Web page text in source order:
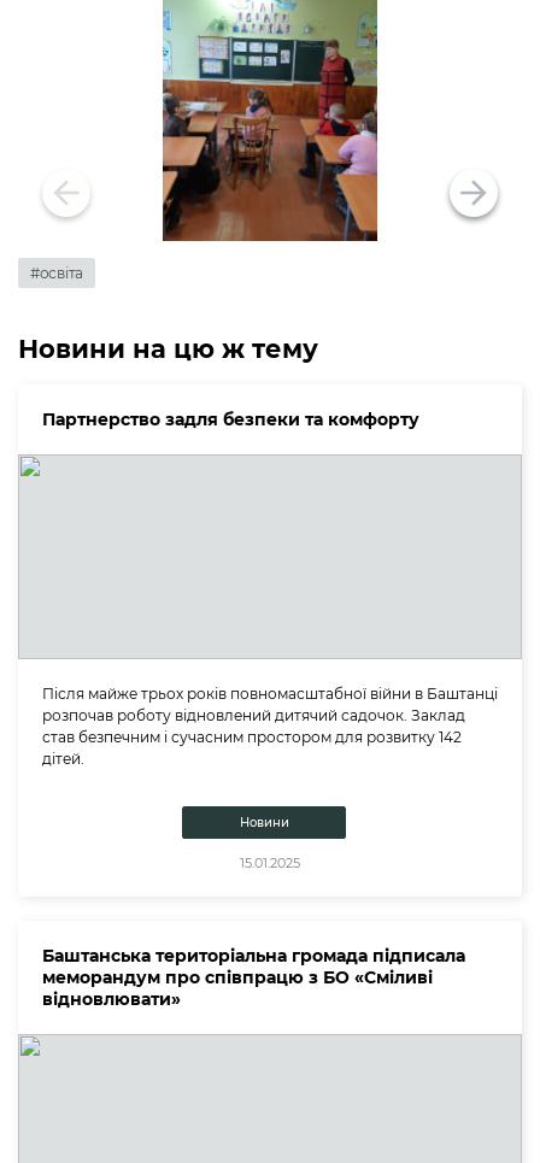
#освіта
Новини на цю ж тему
Партнерство задля безпеки та комфорту
Після майже трьох років повномасштабної війни в Баштанці
розпочав роботу відновлений дитячий садочок. Заклад
став безпечним і сучасним простором для розвитку 142
дітей.
Новини
15.01.2025
Баштанська територіальна громада підписала
меморандум про співпрацю з БО «Сміливі
відновлювати»